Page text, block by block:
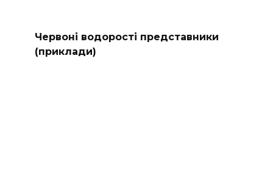
Червоні водорості представники
(приклади)